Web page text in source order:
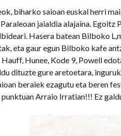
biharko saioan euskal herri
jaialdia alajaina.
Hasera batean Bilboko
eta gaur egun Bilboko kafe
Hunee, Kode 9, Powell
dituzte gure aretoetara,
beraiek ezagutu eta beren
Arraio Irratian!!! Ez